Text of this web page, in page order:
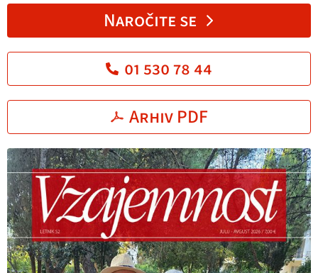
Naročite se
01 530 78 44
Arhiv PDF